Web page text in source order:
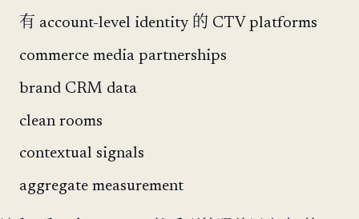
有 account-level identity 的 CTV platforms
commerce media partnerships
brand CRM data
clean rooms
contextual signals
aggregate measurement